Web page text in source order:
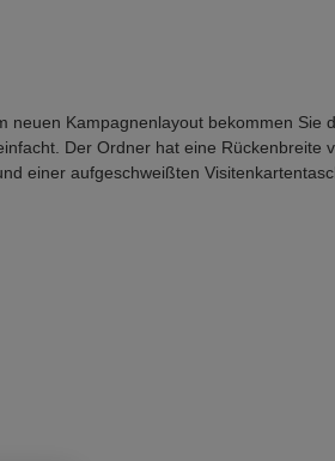
Kampagnenlayout bekommen Sie
Der Ordner hat eine Rückenbreite
einer aufgeschweißten